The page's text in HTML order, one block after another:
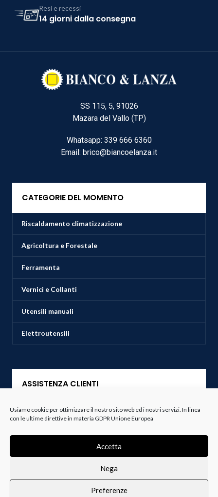
Usiamo cookie per ottimizzare il nostro sito web ed i nostri servizi. In linea
con le ultime direttive in materia GDPR Unione Europea
Accetta
Nega
Preferenze
Resi e recessi
14 giorni dalla consegna
SS 115, 5, 91026
Mazara del Vallo (TP)
Whatsapp: 339 666 6360
Email: brico@biancoelanza.it
CATEGORIE DEL MOMENTO
Riscaldamento climatizzazione
Agricoltura e Forestale
Ferramenta
Vernici e Collanti
Utensili manuali
Elettroutensili
ASSISTENZA CLIENTI
Servizio Clienti